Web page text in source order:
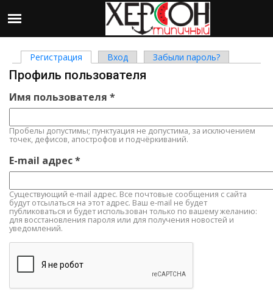
Главные вкладки
Регистрация (активная вкладка)
Вход Забыли пароль?
Профиль пользователя
Имя пользователя *
Пробелы допустимы; пунктуация не допустима, за исключением
точек, дефисов, апострофов и подчёркиваний.
E-mail адрес*
Существующий e-mail адрес. Все почтовые сообщения с сайта
будут отсылаться на этот адрес. Ваш e-mail не будет
публиковаться и будет использован только по вашему желанию:
для восстановления пароля или для получения новостей и
уведомлений.